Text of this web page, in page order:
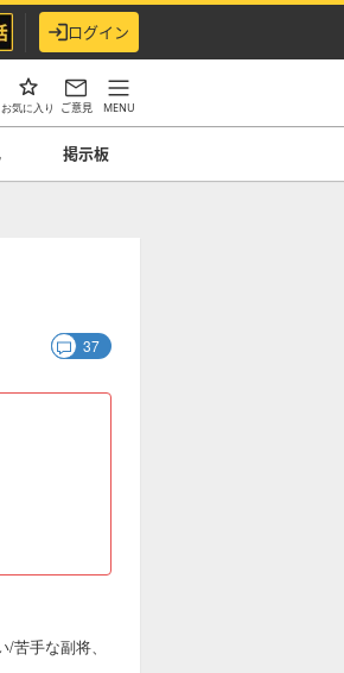
ログイン
お気に入り ご意見 MENU
掲示板
37
手な副将、